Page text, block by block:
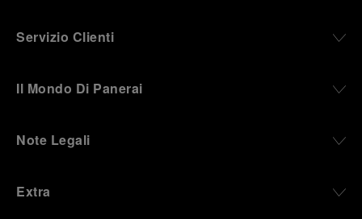
Servizio Clienti
Il Mondo Di Panerai
Note Legali
Extra